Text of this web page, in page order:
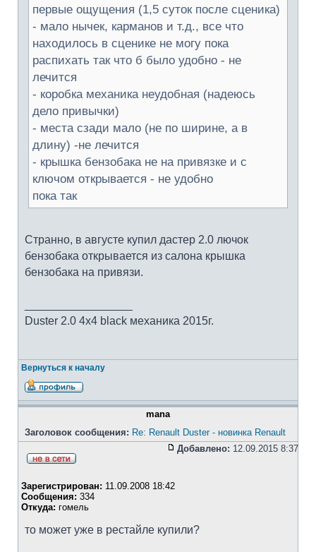
первые ощущения (1,5 суток после сценика)
- мало нычек, карманов и т.д., все что
находилось в сценике не могу пока
распихать так что б было удобно - не
лечится
- коробка механика неудобная (надеюсь
дело привычки)
- места сзади мало (не по ширине, а в
длину) -не лечится
- крышка бензобака не на привязке и с
ключом открывается - не удобно
пока так
Странно, в августе купил дастер 2.0 лючок
бензобака открывается из салона крышка
бензобака на привязи.
Duster 2.0 4х4 black механика 2015г.
Вернуться к началу
mana
Заголовок сообщения: Re: Renault Duster - новинка Renault
Добавлено: 12.09.2015 8:37
Зарегистрирован: 11.09.2008 18:42
Сообщения: 334
Откуда: гомель
то может уже в рестайле купили?